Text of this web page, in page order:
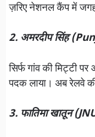
ज़रिए नेशनल कैंप में
2. अमरदीप सिंह
सिर्फ गांव की मिट्टी
पदक लाया। अब रेलवे
3. फातिमा खातून